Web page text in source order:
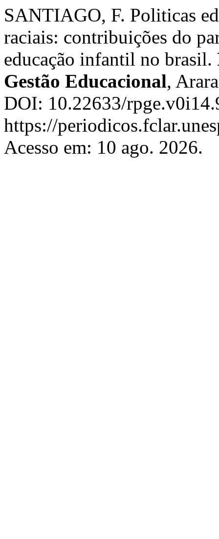
SANTIAGO, F. Politicas
raciais: contribuições do
educação infantil no brasil.
Gestão Educacional,
DOI: 10.22633/
https://
Acesso em: 10 ago. 2026.